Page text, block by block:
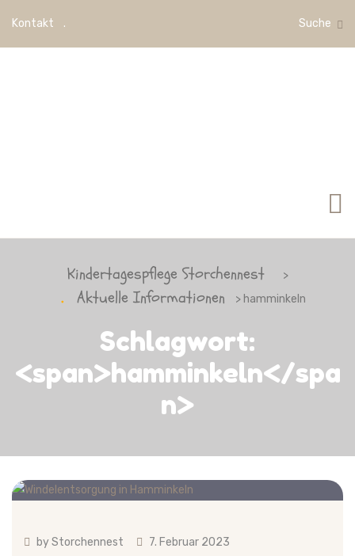
Kontakt Suche
Kindertagespflege Storchennest >
Aktuelle Informationen > hamminkeln
Schlagwort:
<span>hamminkeln</spa
n>
byStorchennest 7. Februar 2023